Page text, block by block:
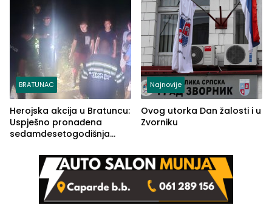
BRATUNAC
Herojska akcija u Bratuncu:
Uspješno pronađena
sedamdesetogodišnja
Kravice.
Najnovije
Ovog utorka Dan žalosti i u
Zvorniku